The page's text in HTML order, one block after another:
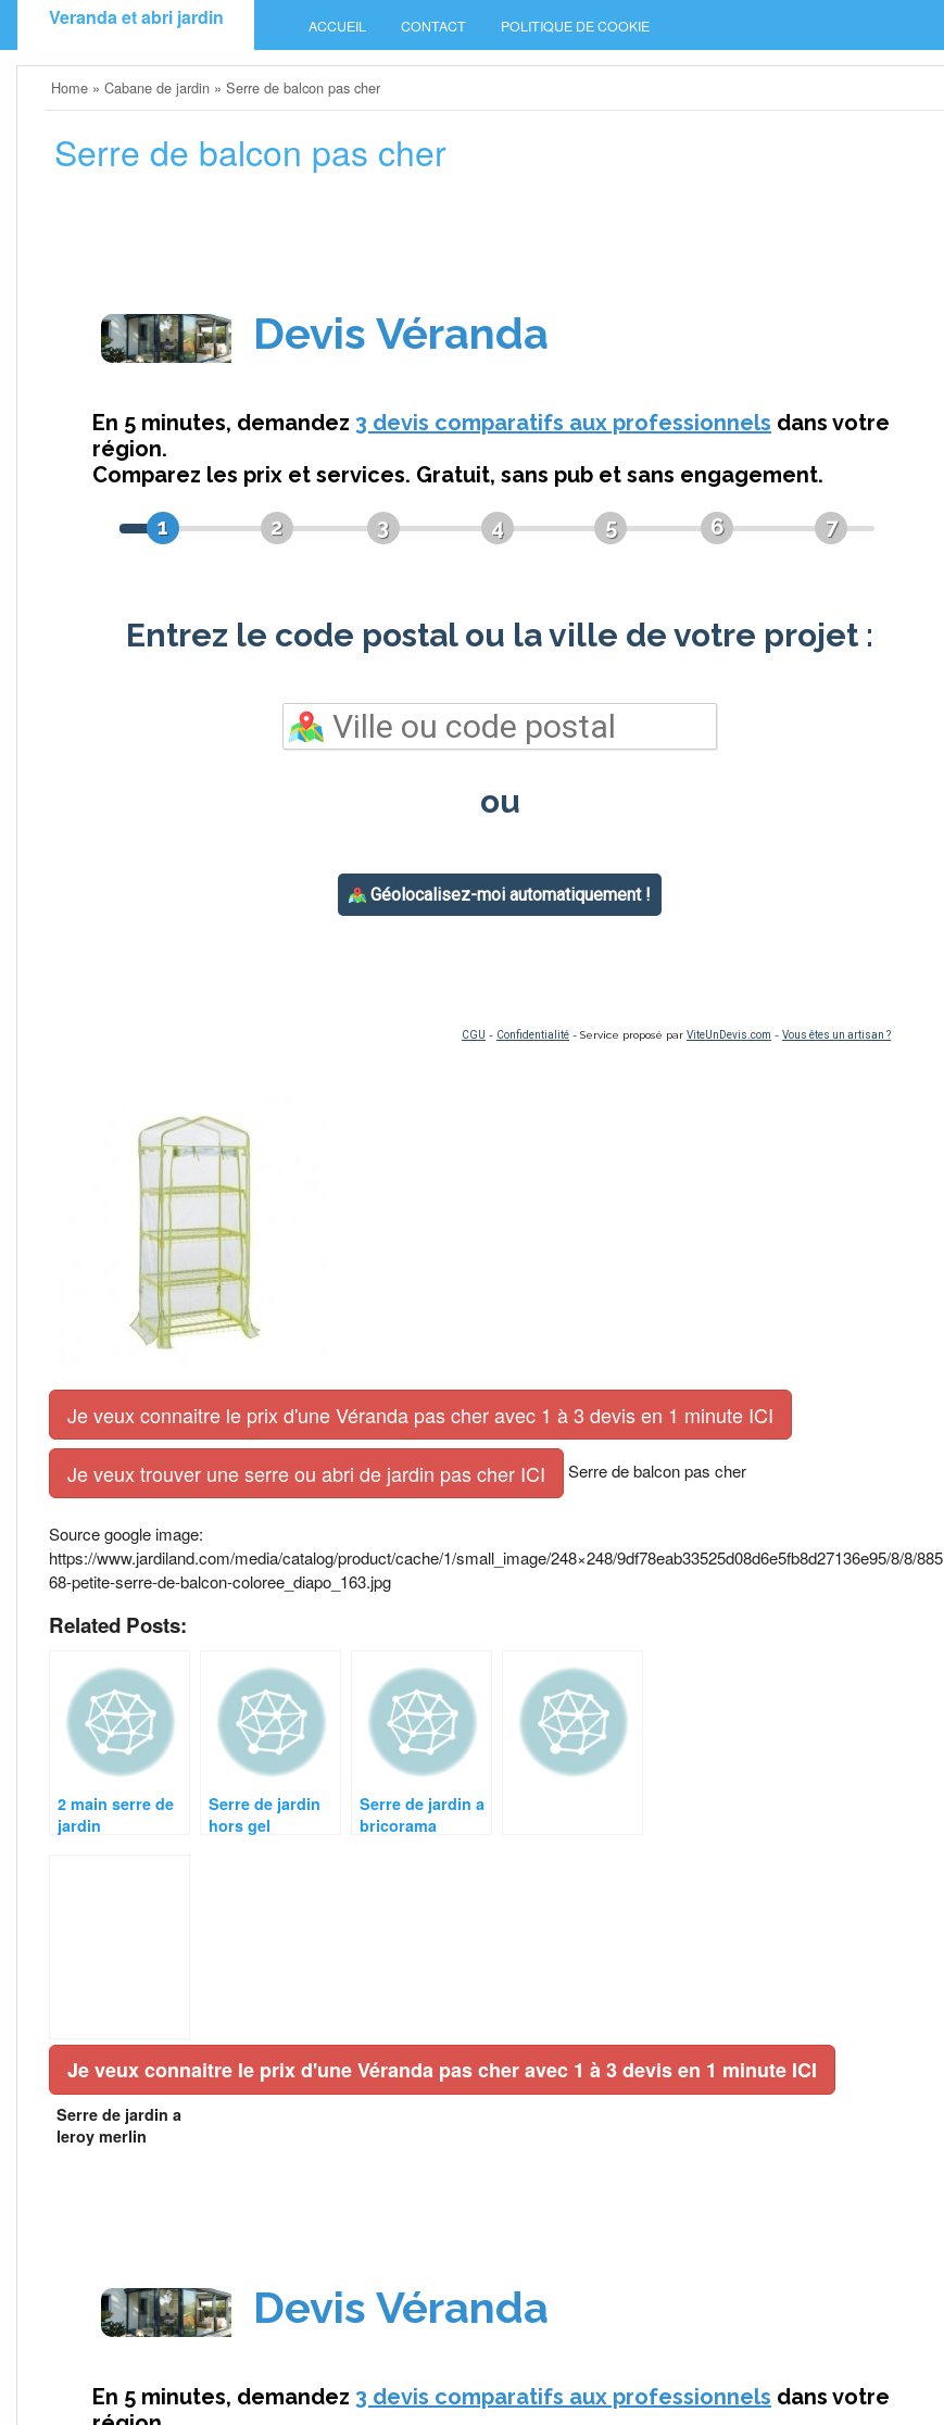
Veranda et abri jardin ACCUEIL CONTACT POLITIQUE DE COOKIE
Home »Cabane de jardin »Serre de balcon pas cher
Serre de balcon pas cher
Je veux connaitre le prix d'une Véranda pas cher avec 1 à 3 devis en 1 minute ICI
Je veux trouver une serre ou abri de jardin pas cher ICI Serre de balcon pas cher
Source google image:
https://www.jardiland.com/media/catalog/product/cache/1/small_image/248×248/9df78eab33525d08d6e5fb8d27136e95/8/8/885
68-petite-serre-de-balcon-coloree_diapo_163.jpg
Related Posts:
2 main serre de
jardin
Serre de jardin
hors gel
Serre de jardin a
bricorama
Je veux connaitre le prix d'une Véranda pas cher avec 1 à 3 devis en 1 minute ICI
Serre de jardin a
leroy merlin